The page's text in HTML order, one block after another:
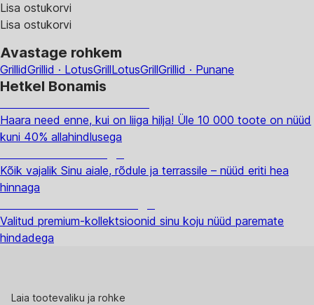
Lisa ostukorvi
Lisa ostukorvi
Avastage rohkem
GrillidGrillid · LotusGrillLotusGrillGrillid · Punane
Hetkel Bonamis
Haara need enne, kui on liiga hilja! Üle 10 000 toote on nüüd
kuni 40% allahindlusega
Kõik vajalik Sinu aiale, rõdule ja terrassile – nüüd eriti hea
hinnaga
Valitud premium-kollektsioonid sinu koju nüüd paremate
hindadega
Laia tootevaliku ja rohke